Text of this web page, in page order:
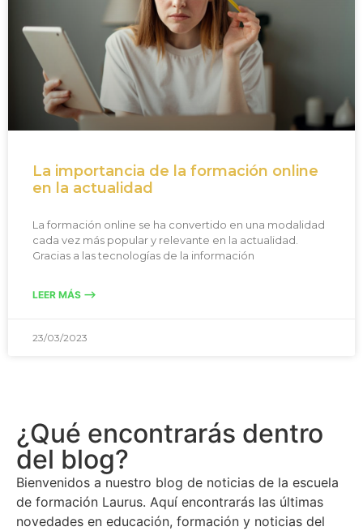
La importancia de la formación online
en la actualidad
La formación online se ha convertido en una modalidad
cada vez más popular y relevante en la actualidad.
Gracias a las tecnologías de la información
LEER MÁS -->
23/03/2023
¿Qué encontrarás dentro
del blog?
Bienvenidos a nuestro blog de noticias de la escuela
de formación Laurus. Aquí encontrarás las últimas
novedades en educación, formación y noticias del